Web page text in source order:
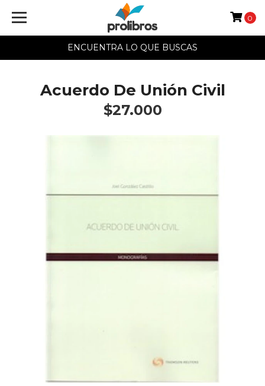
ENCUENTRA LO QUE BUSCAS
0
Acuerdo De Unión Civil
$27.000